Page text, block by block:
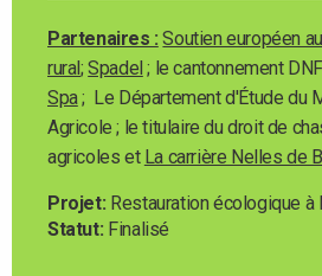
Partenaires : Soutien européen
rural;Spadel; le cantonnement
Spa; Le Département d'Étude du
Agricole ; le titulaire du droit de
agricoles et La carrière Nelles de
Projet Restauration écologique à
Statut Finalisé